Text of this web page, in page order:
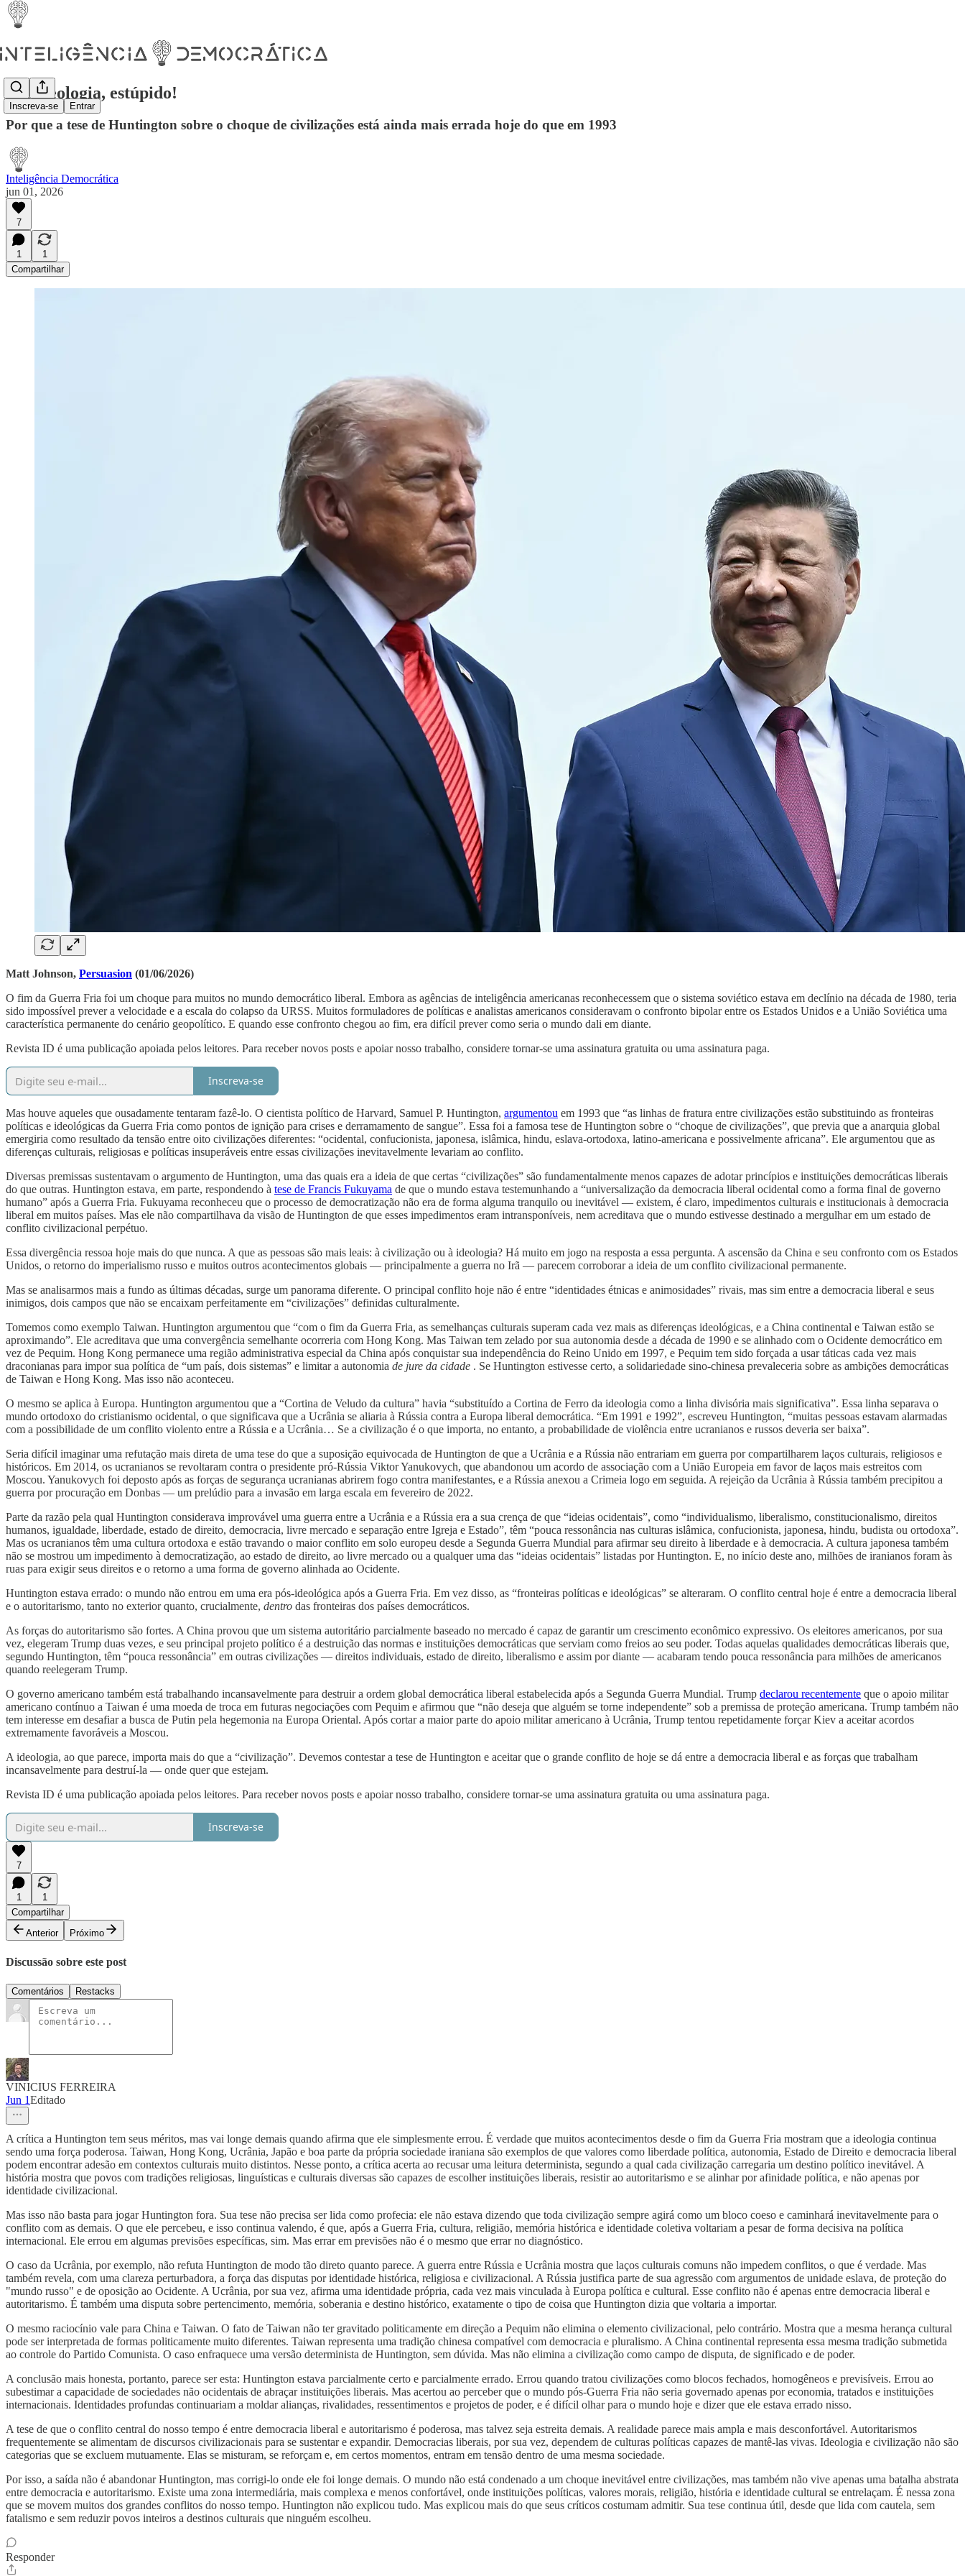
Inscreva-se Entrar
É a ideologia, estúpido!
Por que a tese de Huntington sobre o choque de civilizações está ainda mais errada hoje do que em 1993
Inteligência Democrática
jun 01, 2026
7
1
1
Compartilhar
Matt Johnson, Persuasion (01/06/2026)
O fim da Guerra Fria foi um choque para muitos no mundo democrático liberal. Embora as agências de inteligência americanas reconhecessem que o sistema soviético estava em declínio na década de 1980, teria
sido impossível prever a velocidade e a escala do colapso da URSS. Muitos formuladores de políticas e analistas americanos consideravam o confronto bipolar entre os Estados Unidos e a União Soviética uma
característica permanente do cenário geopolítico. E quando esse confronto chegou ao fim, era difícil prever como seria o mundo dali em diante.
Revista ID é uma publicação apoiada pelos leitores. Para receber novos posts e apoiar nosso trabalho, considere tornar-se uma assinatura gratuita ou uma assinatura paga.
Inscreva-se
Mas houve aqueles que ousadamente tentaram fazê-lo. O cientista político de Harvard, Samuel P. Huntington, argumentou em 1993 que “as linhas de fratura entre civilizações estão substituindo as fronteiras
políticas e ideológicas da Guerra Fria como pontos de ignição para crises e derramamento de sangue”. Essa foi a famosa tese de Huntington sobre o “choque de civilizações”, que previa que a anarquia global
emergiria como resultado da tensão entre oito civilizações diferentes: “ocidental, confucionista, japonesa, islâmica, hindu, eslava-ortodoxa, latino-americana e possivelmente africana”. Ele argumentou que as
diferenças culturais, religiosas e políticas insuperáveis ​​entre essas civilizações inevitavelmente levariam ao conflito.
Diversas premissas sustentavam o argumento de Huntington, uma das quais era a ideia de que certas “civilizações” são fundamentalmente menos capazes de adotar princípios e instituições democráticas liberais
do que outras. Huntington estava, em parte, respondendo à tese de Francis Fukuyama de que o mundo estava testemunhando a “universalização da democracia liberal ocidental como a forma final de governo
humano” após a Guerra Fria. Fukuyama reconheceu que o processo de democratização não era de forma alguma tranquilo ou inevitável — existem, é claro, impedimentos culturais e institucionais à democracia
liberal em muitos países. Mas ele não compartilhava da visão de Huntington de que esses impedimentos eram intransponíveis, nem acreditava que o mundo estivesse destinado a mergulhar em um estado de
conflito civilizacional perpétuo.
Essa divergência ressoa hoje mais do que nunca. A que as pessoas são mais leais: à civilização ou à ideologia? Há muito em jogo na resposta a essa pergunta. A ascensão da China e seu confronto com os Estados
Unidos, o retorno do imperialismo russo e muitos outros acontecimentos globais — principalmente a guerra no Irã — parecem corroborar a ideia de um conflito civilizacional permanente.
Mas se analisarmos mais a fundo as últimas décadas, surge um panorama diferente. O principal conflito hoje não é entre “identidades étnicas e animosidades” rivais, mas sim entre a democracia liberal e seus
inimigos, dois campos que não se encaixam perfeitamente em “civilizações” definidas culturalmente.
Tomemos como exemplo Taiwan. Huntington argumentou que “com o fim da Guerra Fria, as semelhanças culturais superam cada vez mais as diferenças ideológicas, e a China continental e Taiwan estão se
aproximando”. Ele acreditava que uma convergência semelhante ocorreria com Hong Kong. Mas Taiwan tem zelado por sua autonomia desde a década de 1990 e se alinhado com o Ocidente democrático em
vez de Pequim. Hong Kong permanece uma região administrativa especial da China após conquistar sua independência do Reino Unido em 1997, e Pequim tem sido forçada a usar táticas cada vez mais
draconianas para impor sua política de “um país, dois sistemas” e limitar a autonomia de jure da cidade . Se Huntington estivesse certo, a solidariedade sino-chinesa prevaleceria sobre as ambições democráticas
de Taiwan e Hong Kong. Mas isso não aconteceu.
O mesmo se aplica à Europa. Huntington argumentou que a “Cortina de Veludo da cultura” havia “substituído a Cortina de Ferro da ideologia como a linha divisória mais significativa”. Essa linha separava o
mundo ortodoxo do cristianismo ocidental, o que significava que a Ucrânia se aliaria à Rússia contra a Europa liberal democrática. “Em 1991 e 1992”, escreveu Huntington, “muitas pessoas estavam alarmadas
com a possibilidade de um conflito violento entre a Rússia e a Ucrânia… Se a civilização é o que importa, no entanto, a probabilidade de violência entre ucranianos e russos deveria ser baixa”.
Seria difícil imaginar uma refutação mais direta de uma tese do que a suposição equivocada de Huntington de que a Ucrânia e a Rússia não entrariam em guerra por compartilharem laços culturais, religiosos e
históricos. Em 2014, os ucranianos se revoltaram contra o presidente pró-Rússia Viktor Yanukovych, que abandonou um acordo de associação com a União Europeia em favor de laços mais estreitos com
Moscou. Yanukovych foi deposto após as forças de segurança ucranianas abrirem fogo contra manifestantes, e a Rússia anexou a Crimeia logo em seguida. A rejeição da Ucrânia à Rússia também precipitou a
guerra por procuração em Donbas — um prelúdio para a invasão em larga escala em fevereiro de 2022.
Parte da razão pela qual Huntington considerava improvável uma guerra entre a Ucrânia e a Rússia era a sua crença de que “ideias ocidentais”, como “individualismo, liberalismo, constitucionalismo, direitos
humanos, igualdade, liberdade, estado de direito, democracia, livre mercado e separação entre Igreja e Estado”, têm “pouca ressonância nas culturas islâmica, confucionista, japonesa, hindu, budista ou ortodoxa”.
Mas os ucranianos têm uma cultura ortodoxa e estão travando o maior conflito em solo europeu desde a Segunda Guerra Mundial para afirmar seu direito à liberdade e à democracia. A cultura japonesa também
não se mostrou um impedimento à democratização, ao estado de direito, ao livre mercado ou a qualquer uma das “ideias ocidentais” listadas por Huntington. E, no início deste ano, milhões de iranianos foram às
ruas para exigir seus direitos e o retorno a uma forma de governo alinhada ao Ocidente.
Huntington estava errado: o mundo não entrou em uma era pós-ideológica após a Guerra Fria. Em vez disso, as “fronteiras políticas e ideológicas” se alteraram. O conflito central hoje é entre a democracia liberal
e o autoritarismo, tanto no exterior quanto, crucialmente, dentro das fronteiras dos países democráticos.
As forças do autoritarismo são fortes. A China provou que um sistema autoritário parcialmente baseado no mercado é capaz de garantir um crescimento econômico expressivo. Os eleitores americanos, por sua
vez, elegeram Trump duas vezes, e seu principal projeto político é a destruição das normas e instituições democráticas que serviam como freios ao seu poder. Todas aquelas qualidades democráticas liberais que,
segundo Huntington, têm “pouca ressonância” em outras civilizações — direitos individuais, estado de direito, liberalismo e assim por diante — acabaram tendo pouca ressonância para milhões de americanos
quando reelegeram Trump.
O governo americano também está trabalhando incansavelmente para destruir a ordem global democrática liberal estabelecida após a Segunda Guerra Mundial. Trump declarou recentemente que o apoio militar
americano contínuo a Taiwan é uma moeda de troca em futuras negociações com Pequim e afirmou que “não deseja que alguém se torne independente” sob a premissa de proteção americana. Trump também não
tem interesse em desafiar a busca de Putin pela hegemonia na Europa Oriental. Após cortar a maior parte do apoio militar americano à Ucrânia, Trump tentou repetidamente forçar Kiev a aceitar acordos
extremamente favoráveis ​​a Moscou.
A ideologia, ao que parece, importa mais do que a “civilização”. Devemos contestar a tese de Huntington e aceitar que o grande conflito de hoje se dá entre a democracia liberal e as forças que trabalham
incansavelmente para destruí-la — onde quer que estejam.
Revista ID é uma publicação apoiada pelos leitores. Para receber novos posts e apoiar nosso trabalho, considere tornar-se uma assinatura gratuita ou uma assinatura paga.
Inscreva-se
7
1
1
Compartilhar
Anterior
Próximo
Discussão sobre este post
Comentários Restacks
VINICIUS FERREIRA
Jun 1Editado
A crítica a Huntington tem seus méritos, mas vai longe demais quando afirma que ele simplesmente errou. É verdade que muitos acontecimentos desde o fim da Guerra Fria mostram que a ideologia continua
sendo uma força poderosa. Taiwan, Hong Kong, Ucrânia, Japão e boa parte da própria sociedade iraniana são exemplos de que valores como liberdade política, autonomia, Estado de Direito e democracia liberal
podem encontrar adesão em contextos culturais muito distintos. Nesse ponto, a crítica acerta ao recusar uma leitura determinista, segundo a qual cada civilização carregaria um destino político inevitável. A
história mostra que povos com tradições religiosas, linguísticas e culturais diversas são capazes de escolher instituições liberais, resistir ao autoritarismo e se alinhar por afinidade política, e não apenas por
identidade civilizacional.
Mas isso não basta para jogar Huntington fora. Sua tese não precisa ser lida como profecia: ele não estava dizendo que toda civilização sempre agirá como um bloco coeso e caminhará inevitavelmente para o
conflito com as demais. O que ele percebeu, e isso continua valendo, é que, após a Guerra Fria, cultura, religião, memória histórica e identidade coletiva voltariam a pesar de forma decisiva na política
internacional. Ele errou em algumas previsões específicas, sim. Mas errar em previsões não é o mesmo que errar no diagnóstico.
O caso da Ucrânia, por exemplo, não refuta Huntington de modo tão direto quanto parece. A guerra entre Rússia e Ucrânia mostra que laços culturais comuns não impedem conflitos, o que é verdade. Mas
também revela, com uma clareza perturbadora, a força das disputas por identidade histórica, religiosa e civilizacional. A Rússia justifica parte de sua agressão com argumentos de unidade eslava, de proteção do
"mundo russo" e de oposição ao Ocidente. A Ucrânia, por sua vez, afirma uma identidade própria, cada vez mais vinculada à Europa política e cultural. Esse conflito não é apenas entre democracia liberal e
autoritarismo. É também uma disputa sobre pertencimento, memória, soberania e destino histórico, exatamente o tipo de coisa que Huntington dizia que voltaria a importar.
O mesmo raciocínio vale para China e Taiwan. O fato de Taiwan não ter gravitado politicamente em direção a Pequim não elimina o elemento civilizacional, pelo contrário. Mostra que a mesma herança cultural
pode ser interpretada de formas politicamente muito diferentes. Taiwan representa uma tradição chinesa compatível com democracia e pluralismo. A China continental representa essa mesma tradição submetida
ao controle do Partido Comunista. O caso enfraquece uma versão determinista de Huntington, sem dúvida. Mas não elimina a civilização como campo de disputa, de significado e de poder.
A conclusão mais honesta, portanto, parece ser esta: Huntington estava parcialmente certo e parcialmente errado. Errou quando tratou civilizações como blocos fechados, homogêneos e previsíveis. Errou ao
subestimar a capacidade de sociedades não ocidentais de abraçar instituições liberais. Mas acertou ao perceber que o mundo pós-Guerra Fria não seria governado apenas por economia, tratados e instituições
internacionais. Identidades profundas continuariam a moldar alianças, rivalidades, ressentimentos e projetos de poder, e é difícil olhar para o mundo hoje e dizer que ele estava errado nisso.
A tese de que o conflito central do nosso tempo é entre democracia liberal e autoritarismo é poderosa, mas talvez seja estreita demais. A realidade parece mais ampla e mais desconfortável. Autoritarismos
frequentemente se alimentam de discursos civilizacionais para se sustentar e expandir. Democracias liberais, por sua vez, dependem de culturas políticas capazes de mantê-las vivas. Ideologia e civilização não são
categorias que se excluem mutuamente. Elas se misturam, se reforçam e, em certos momentos, entram em tensão dentro de uma mesma sociedade.
Por isso, a saída não é abandonar Huntington, mas corrigi-lo onde ele foi longe demais. O mundo não está condenado a um choque inevitável entre civilizações, mas também não vive apenas uma batalha abstrata
entre democracia e autoritarismo. Existe uma zona intermediária, mais complexa e menos confortável, onde instituições políticas, valores morais, religião, história e identidade cultural se entrelaçam. É nessa zona
que se movem muitos dos grandes conflitos do nosso tempo. Huntington não explicou tudo. Mas explicou mais do que seus críticos costumam admitir. Sua tese continua útil, desde que lida com cautela, sem
fatalismo e sem reduzir povos inteiros a destinos culturais que ninguém escolheu.
Responder